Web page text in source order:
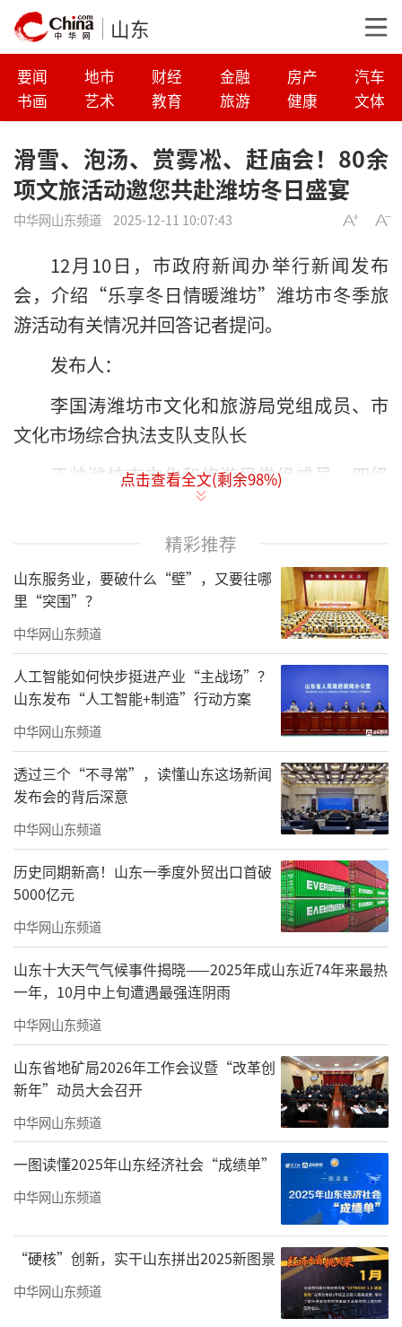
山东
要闻 地市 财经 金融 房产
汽车
书画
艺术 教育 旅游 健康 文体
滑雪、泡汤、赏雾凇、赶庙会！80余
项文旅活动邀您共赴潍坊冬日盛宴
中华网山东频道 2025-12-11 10:07:43
12月10日，市政府新闻办举行新闻发布
会，介绍“乐享冬日情暖潍坊”潍坊市冬季旅
游活动有关情况并回答记者提问。
发布人：
李国涛潍坊市文化和旅游局党组成员、市
文化市场综合执法支队支队长
王帅潍坊市文化和旅游局党组成员、四级
于冬璇潍坊青州市旅游发展和景区管理委
员会综合部部长
吴峰潍坊临朐县文化和旅游局党组成员、
临朐县全域旅游服务中心主任
近年来，潍坊市深耕冬季旅游市场，创新
打造系列新产品、新场景与新玩法，成功实
现“冷资源”向“热经济”的转变，即便寒冬
时节，“冬游潍坊”的市场热度依然居高不
下，已成为驱动全市旅游业全年高质量发展的
新引擎与新亮点。
据估算，截至目前，2025年潍坊市接待游
客超过1亿人次，实现旅游收入超过1000亿元，
同比均超过10%。为持续深化冬季旅游发展成
效，进一步激活冬季旅游市场潜力、提振旅游
消费能级，同时打造更多元的冬季旅游业态与
文旅消费场景，精准匹配广大市民和游客的个
性化需求，潍坊市经过精心谋划，推出五大类8
0余项冬季旅游活动，诚邀八方宾朋共赴一场激
点击查看全文(剩余98%)
精彩推荐
山东服务业，要破什么“壁”，又要往哪
里“突围”？
中华网山东频道
人工智能如何快步挺进产业“主战场”？
山东发布“人工智能+制造”行动方案
中华网山东频道
透过三个“不寻常”，读懂山东这场新闻
发布会的背后深意
中华网山东频道
历史同期新高！山东一季度外贸出口首破
5000亿元
中华网山东频道
山东十大天气气候事件揭晓——2025年成山东近74年来最热
一年，10月中上旬遭遇最强连阴雨
中华网山东频道
山东省地矿局2026年工作会议暨“改革创
新年”动员大会召开
中华网山东频道
一图读懂2025年山东经济社会“成绩单”
中华网山东频道
“硬核”创新，实干山东拼出2025新图景
中华网山东频道